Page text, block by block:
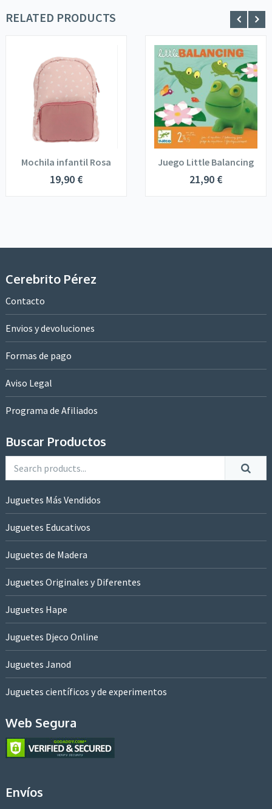
RELATED PRODUCTS
Mochila infantil Rosa
19,90 €
Juego Little Balancing
21,90 €
Cerebrito Pérez
Contacto
Envios y devoluciones
Formas de pago
Aviso Legal
Programa de Afiliados
Buscar Productos
Juguetes Más Vendidos
Juguetes Educativos
Juguetes de Madera
Juguetes Originales y Diferentes
Juguetes Hape
Juguetes Djeco Online
Juguetes Janod
Juguetes científicos y de experimentos
Web Segura
Envíos